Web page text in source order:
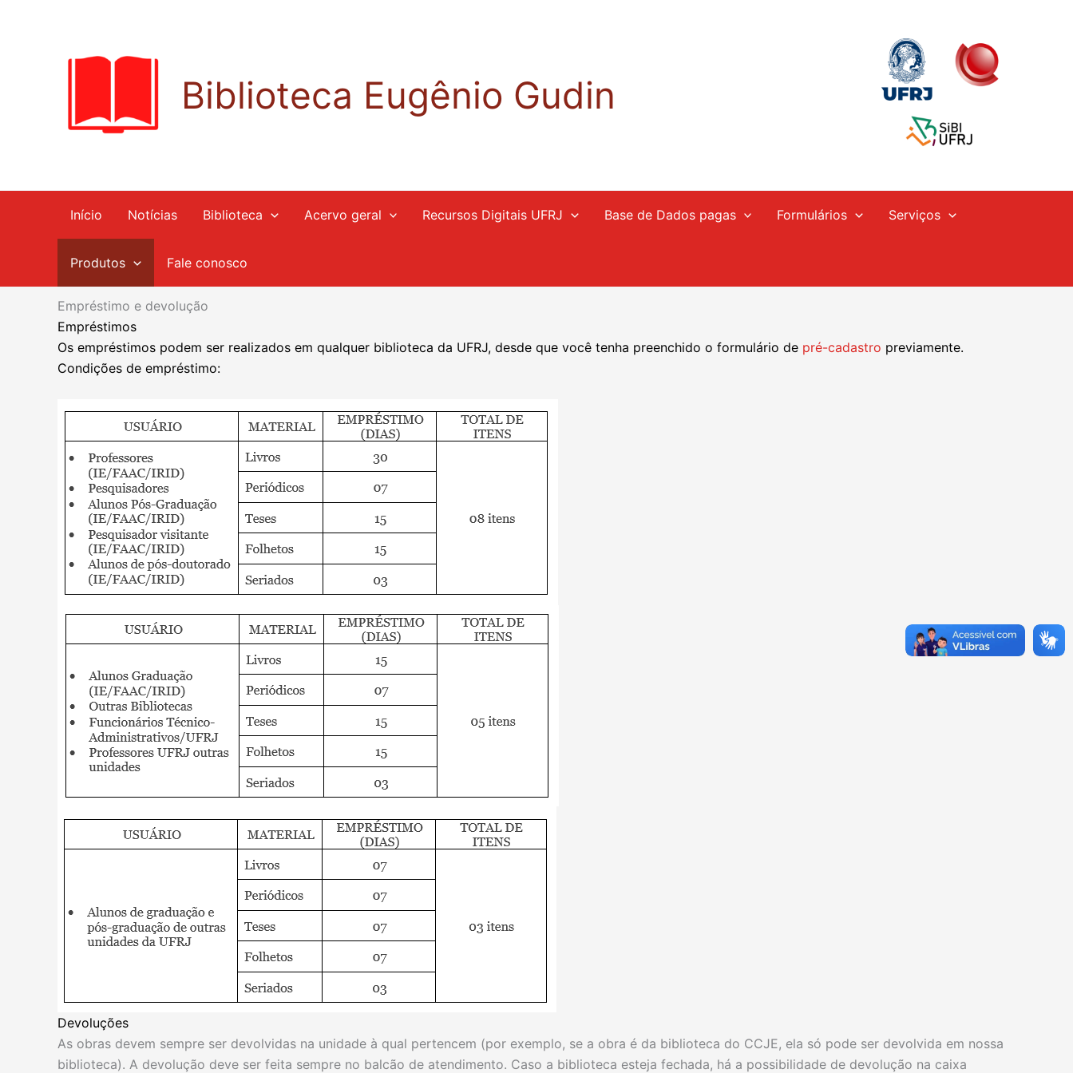
Biblioteca Eugênio Gudin
Início Notícias Biblioteca Acervo geral Recursos Digitais UFRJ Base de Dados pagas Formulários Serviços
Produtos Fale conosco
Empréstimo e devolução
Empréstimos
Os empréstimos podem ser realizados em qualquer biblioteca da UFRJ, desde que você tenha preenchido o formulário de pré-cadastro previamente.
Condições de empréstimo:
Devoluções
As obras devem sempre ser devolvidas na unidade à qual pertencem (por exemplo, se a obra é da biblioteca do CCJE, ela só pode ser devolvida em nossa
biblioteca). A devolução deve ser feita sempre no balcão de atendimento. Caso a biblioteca esteja fechada, há a possibilidade de devolução na caixa